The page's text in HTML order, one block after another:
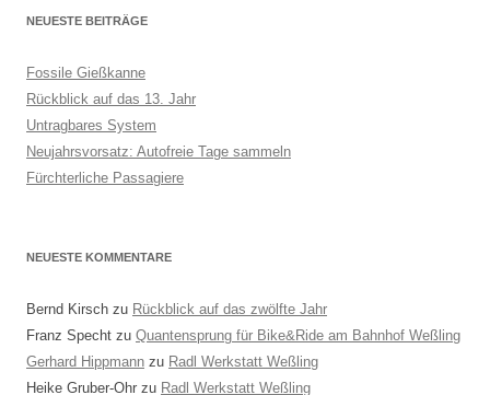
NEUESTE BEITRÄGE
Fossile Gießkanne
Rückblick auf das 13. Jahr
Untragbares System
Neujahrsvorsatz: Autofreie Tage sammeln
Fürchterliche Passagiere
NEUESTE KOMMENTARE
Bernd Kirsch zu Rückblick auf das zwölfte Jahr
Franz Specht zu Quantensprung für Bike&Ride am Bahnhof Weßling
Gerhard Hippmann zu Radl Werkstatt Weßling
Heike Gruber-Ohr zu Radl Werkstatt Weßling